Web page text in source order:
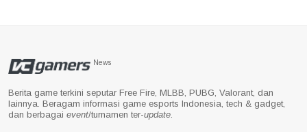
News
Berita game terkini seputar Free Fire, MLBB, PUBG, Valorant, dan
lainnya. Beragam informasi game esports Indonesia, tech & gadget,
dan berbagai event/turnamen ter-update